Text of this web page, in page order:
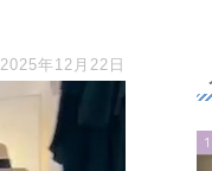
2025年12月22日
1